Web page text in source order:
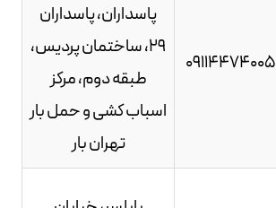
09114474005
پاسداران، پاسداران
29، ساختمان پردیس،
طبقه دوم، مرکز
اسباب کشی و حمل بار
تهران بار